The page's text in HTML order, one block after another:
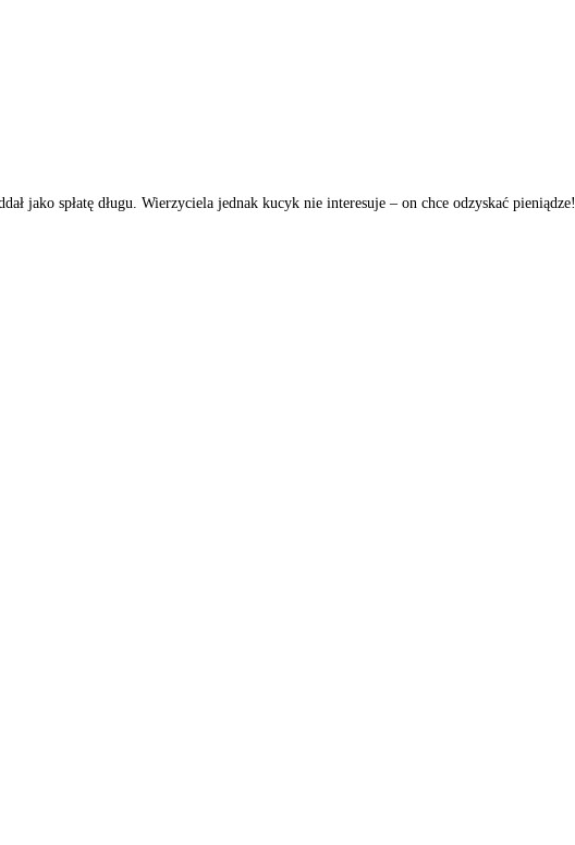
jako spłatę długu. Wierzyciela jednak kucyk nie interesuje – on chce odzyskać pieniądze!